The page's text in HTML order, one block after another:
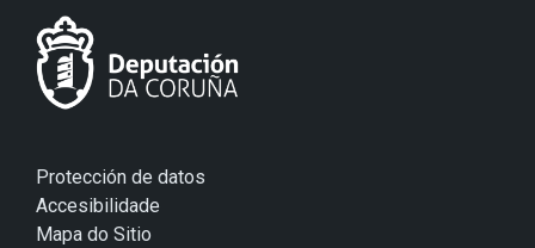
Protección de datos
Accesibilidade
Mapa do Sitio